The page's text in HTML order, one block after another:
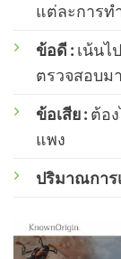
แต่ละการท
ข้อดี : เน้นไ
ตรวจสอบม
ข้อเสีย : ต้อ
แพง
ปริมาณการ